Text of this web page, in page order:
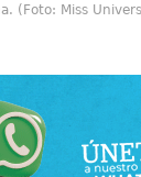
(Foto: Miss